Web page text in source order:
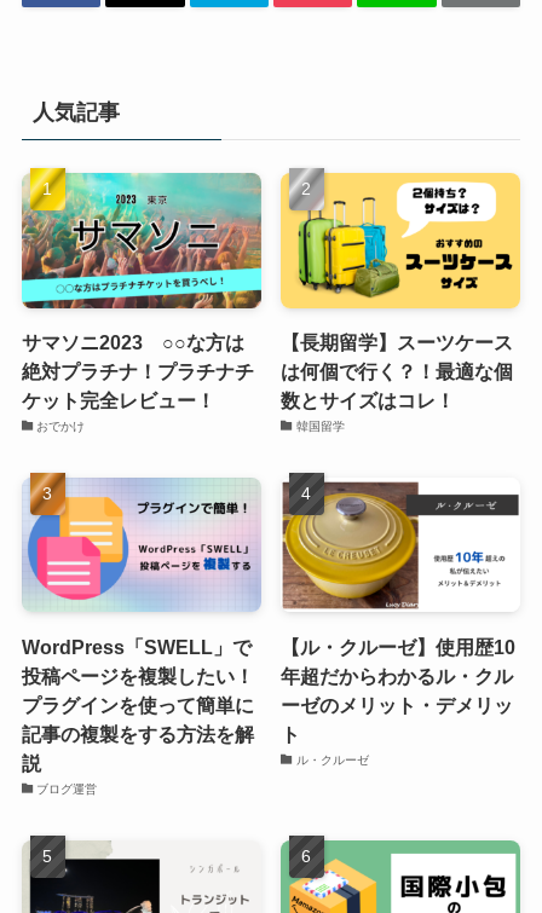
人気記事
サマソニ2023 ○○な方は
絶対プラチナ！プラチナチ
ケット完全レビュー！
おでかけ
【長期留学】スーツケース
は何個で行く？！最適な個
数とサイズはコレ！
韓国留学
WordPress「SWELL」で
投稿ページを複製したい！
プラグインを使って簡単に
記事の複製をする方法を解
説
ブログ運営
【ル・クルーゼ】使用歴10
年超だからわかるル・クル
ーゼのメリット・デメリッ
ト
ル・クルーゼ